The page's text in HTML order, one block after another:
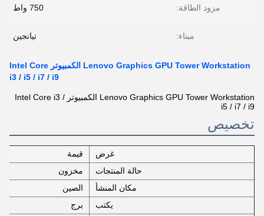
مزود الطاقة: 750 واط
ميناء: تيانجين
Lenovo Graphics GPU Tower Workstation الكمبيوتر Intel Core
i3 / i5 / i7 / i9
Lenovo Graphics GPU Tower Workstation الكمبيوتر Intel Core i3 /
i5 / i7 / i9
تخصيص
غرض
قيمة
حالة المنتجات
مخزون
مكان المنشأ
الصين
يكتب
برج